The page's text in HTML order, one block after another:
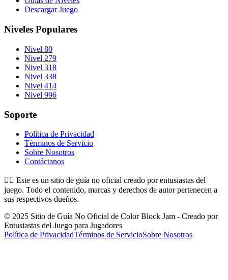
Descargar Juego
Niveles Populares
Nivel 80
Nivel 279
Nivel 318
Nivel 338
Nivel 414
Nivel 996
Soporte
Política de Privacidad
Términos de Servicio
Sobre Nosotros
Contáctanos
👉🏻 Este es un sitio de guía no oficial creado por entusiastas del
juego. Todo el contenido, marcas y derechos de autor pertenecen a
sus respectivos dueños.
© 2025 Sitio de Guía No Oficial de Color Block Jam - Creado por
Entusiastas del Juego para Jugadores
Política de PrivacidadTérminos de ServicioSobre Nosotros